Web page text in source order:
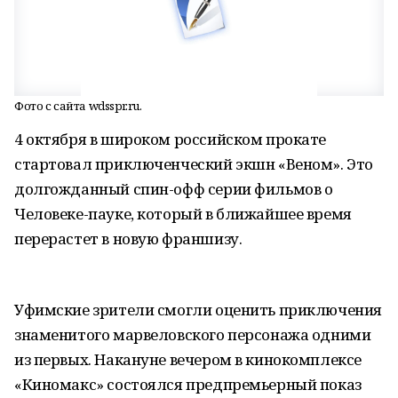
Фото с сайта wdsspr.ru.
4 октября в широком российском прокате
стартовал приключенческий экшн «Веном». Это
долгожданный спин-офф серии фильмов о
Человеке-пауке, который в ближайшее время
перерастет в новую франшизу.
Уфимские зрители смогли оценить приключения
знаменитого марвеловского персонажа одними
из первых. Накануне вечером в кинокомплексе
«Киномакс» состоялся предпремьерный показ